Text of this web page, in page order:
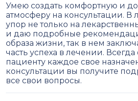
Умею создать комфортную и
атмосферу на консультации. В
упор не только на
и даю подробные
образа жизни, так в нем
часть успеха в лечении.
пациенту каждое свое
консультации вы получите
все свои вопросы.